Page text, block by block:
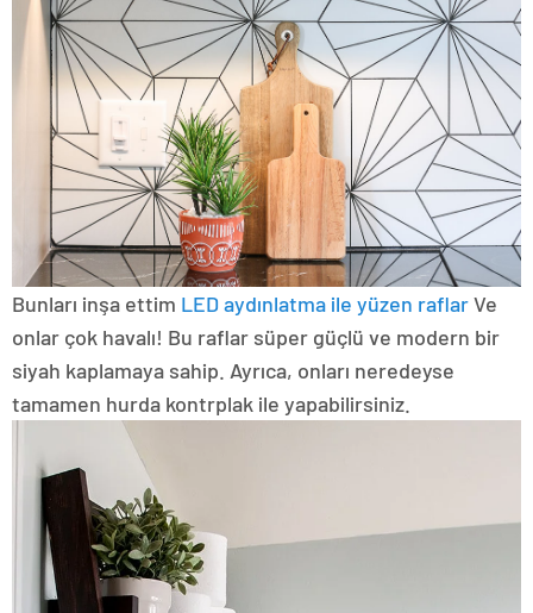
Bunları inşa ettim LED aydınlatma ile yüzen raflarVe
onlar çok havalı! Bu raflar süper güçlü ve modern bir
siyah kaplamaya sahip. Ayrıca, onları neredeyse
tamamen hurda kontrplak ile yapabilirsiniz.